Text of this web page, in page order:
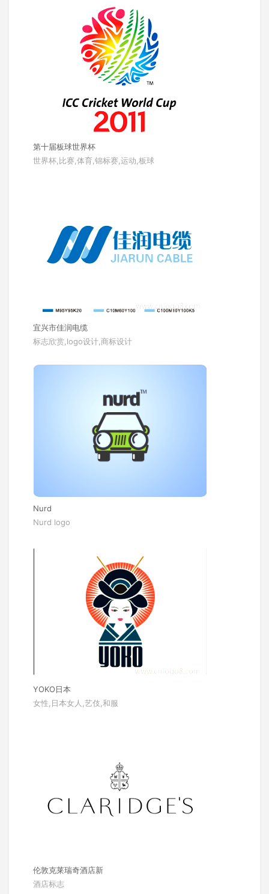
第十届板球世界杯
世界杯,比赛,体育,锦标赛,运动,板球
宜兴市佳润电缆
标志欣赏,logo设计,商标设计
Nurd
Nurd logo
YOKO日本
女性,日本女人,艺伎,和服
伦敦克莱瑞奇酒店新
酒店标志